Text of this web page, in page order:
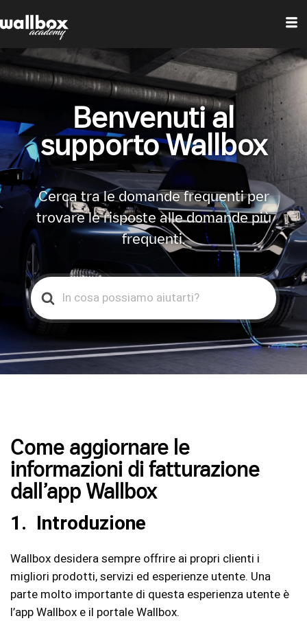
Benvenuti al
supporto Wallbox
Cerca tra le domande frequenti per
trovare le risposte alle domande più
frequenti.
Search
For
Come aggiornare le
informazioni di fatturazione
dall’app Wallbox
1. Introduzione
Wallbox desidera sempre offrire ai propri clienti i
migliori prodotti, servizi ed esperienze utente. Una
parte molto importante di questa esperienza utente è
l’app Wallbox e il portale Wallbox.